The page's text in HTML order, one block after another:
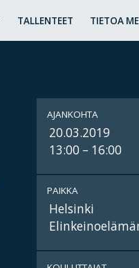
TALLENTEET TIETOA
AJANKOHTA
20.03.2019
13:00 – 16:00
PAIKKA
Helsinki